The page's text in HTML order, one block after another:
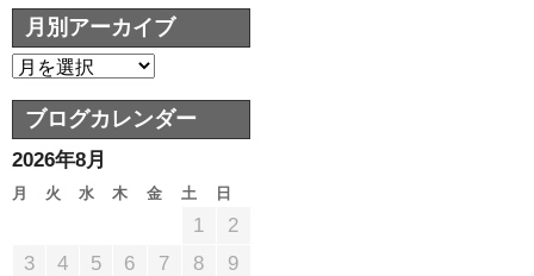
月別アーカイブ
ブログカレンダー
2026年8月
月 火 水 木 金 土 日
1
2
3
4 5 6 7 8
9